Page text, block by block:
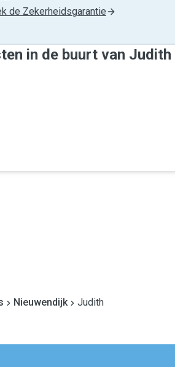
de Zekerheidsgarantie
in de buurt van Judith
Nieuwendijk Judith